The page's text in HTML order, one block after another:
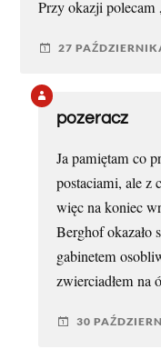
Przy okazji polecam
27
pozeracz
Ja pamiętam co
postaciami, ale z
więc na koniec
Berghof okazało
gabinetem
zwierciadłem na
30